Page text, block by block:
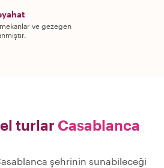
mekanlar ve gezegen
turlar Casablanca
şehrinin sunabileceği